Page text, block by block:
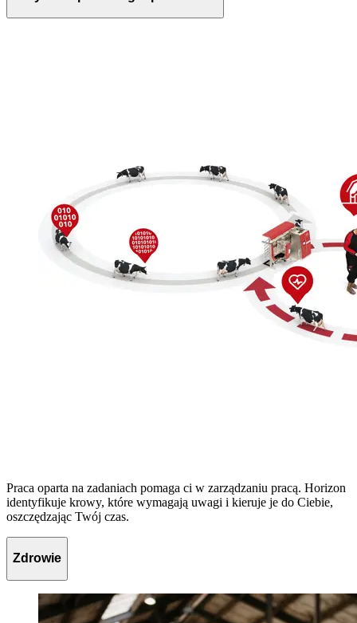
Praca oparta na zadaniach pomaga ci w zarządzaniu pracą. Horizon
identyfikuje krowy, które wymagają uwagi i kieruje je do Ciebie,
oszczędzając Twój czas.
Zdrowie